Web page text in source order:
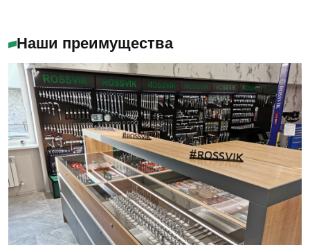
Наши преимущества